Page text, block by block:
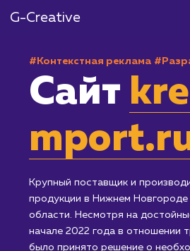
G-Creative
#Контекстная реклама
Сайт
Крупный поставщик и
продукции в Нижнем
области. Несмотря на